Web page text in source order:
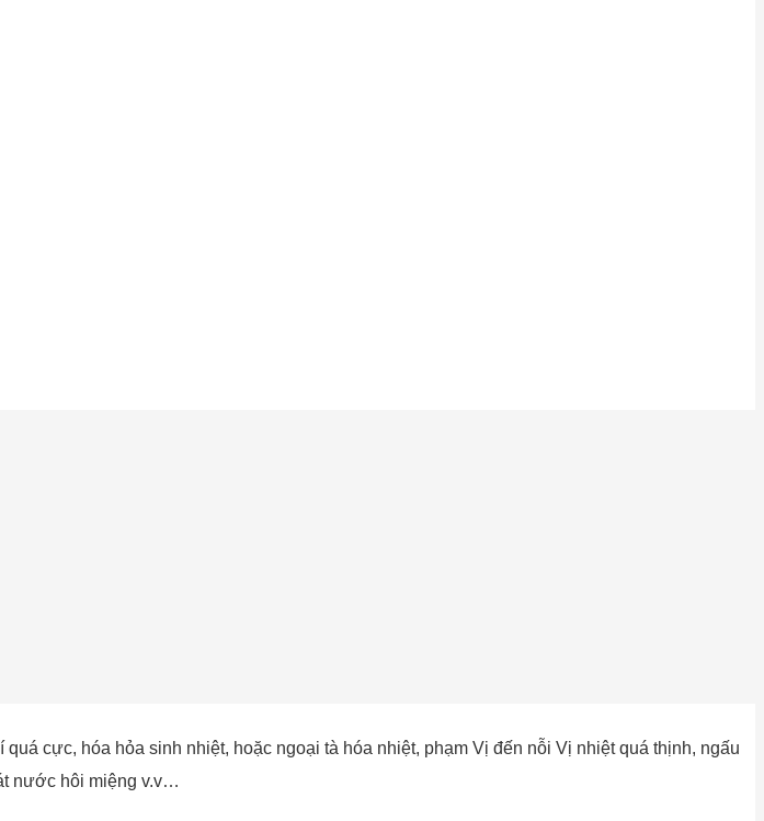
cực, hóa hỏa sinh nhiệt, hoặc ngoại tà hóa nhiệt, phạm Vị đến nỗi Vị nhiệt quá thịnh, ngấu
nước hôi miệng v.v…